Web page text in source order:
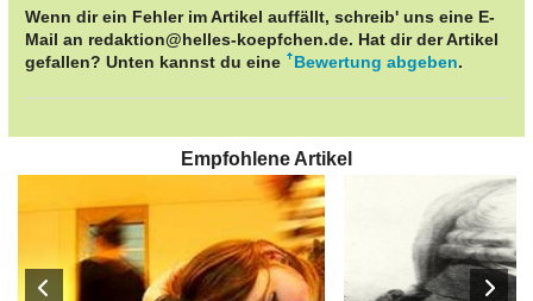
Wenn dir ein Fehler im Artikel auffällt, schreib' uns eine E-
Mail an redaktion@helles-koepfchen.de. Hat dir der Artikel
gefallen? Unten kannst du eine
Bewertung abgeben.
Empfohlene Artikel